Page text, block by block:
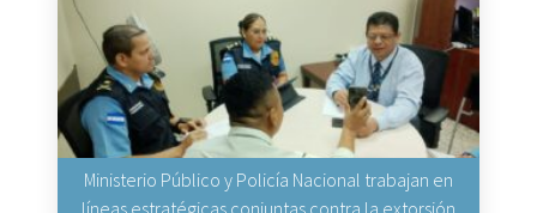
Ministerio Público y Policía Nacional trabajan en